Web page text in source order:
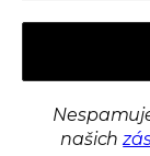
a
o
u
T
n
s
t
i
n
k
našich